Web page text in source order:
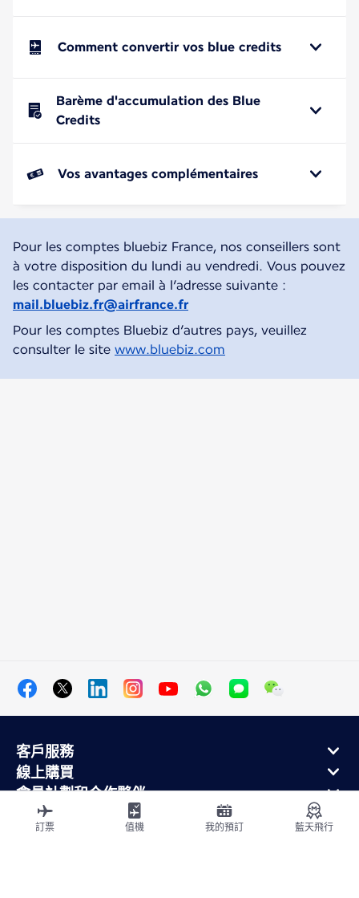
Comment convertir vos blue credits
Barème d'accumulation des Blue
Credits
Vos avantages complémentaires
Pour les comptes bluebiz France, nos conseillers sont
à votre disposition du lundi au vendredi. Vous pouvez
les contacter par email à l’adresse suivante :
mail.bluebiz.fr@airfrance.fr
Pour les comptes Bluebiz d’autres pays, veuillez
consulter le site www.bluebiz.com
客戶服務
線上購買
會員計劃和合作夥伴
關於法航
法航手機應用
訂票 值機 我的預訂 藍天飛行